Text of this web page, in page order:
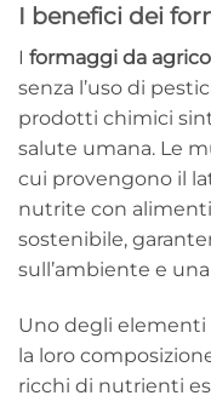
I benefici dei
I formaggi da
senza l’uso di
prodotti chimici
salute umana. Le
cui provengono il
nutrite con
sostenibile,
sull’ambiente e
Uno degli elementi
la loro
ricchi di nutrienti